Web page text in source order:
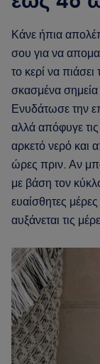
Κάνε ήπια
σου για να
το κερί να πιάσει
σκασμένα σημεία
Ενυδάτωσε την
αλλά απόφυγε τις
αρκετό νερό και
ώρες πριν. Αν
με βάση τον
ευαίσθητες
αυξάνεται τις